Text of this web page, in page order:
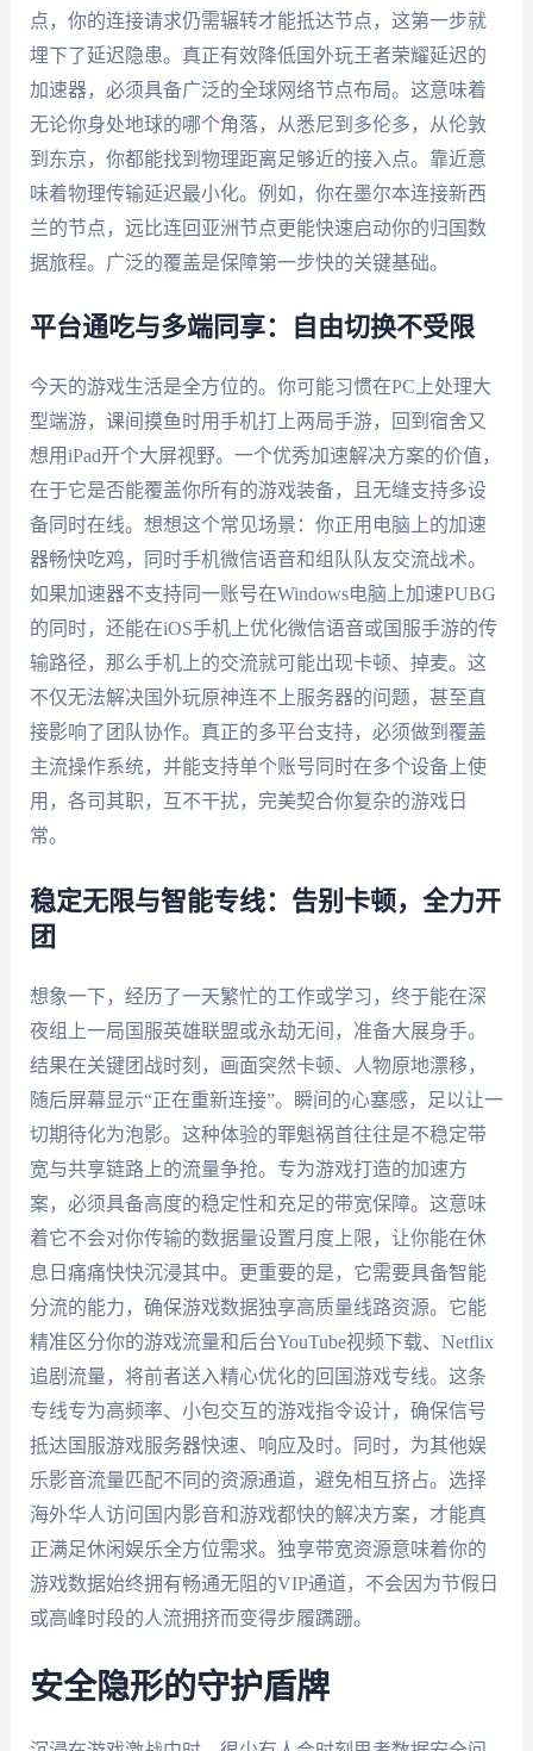
点，你的连接请求仍需辗转才能抵达节点，这第一步就
埋下了延迟隐患。真正有效降低国外玩王者荣耀延迟的
加速器，必须具备广泛的全球网络节点布局。这意味着
无论你身处地球的哪个角落，从悉尼到多伦多，从伦敦
到东京，你都能找到物理距离足够近的接入点。靠近意
味着物理传输延迟最小化。例如，你在墨尔本连接新西
兰的节点，远比连回亚洲节点更能快速启动你的归国数
据旅程。广泛的覆盖是保障第一步快的关键基础。
平台通吃与多端同享：自由切换不受限
今天的游戏生活是全方位的。你可能习惯在PC上处理大
型端游，课间摸鱼时用手机打上两局手游，回到宿舍又
想用iPad开个大屏视野。一个优秀加速解决方案的价值，
在于它是否能覆盖你所有的游戏装备，且无缝支持多设
备同时在线。想想这个常见场景：你正用电脑上的加速
器畅快吃鸡，同时手机微信语音和组队队友交流战术。
如果加速器不支持同一账号在Windows电脑上加速PUBG
的同时，还能在iOS手机上优化微信语音或国服手游的传
输路径，那么手机上的交流就可能出现卡顿、掉麦。这
不仅无法解决国外玩原神连不上服务器的问题，甚至直
接影响了团队协作。真正的多平台支持，必须做到覆盖
主流操作系统，并能支持单个账号同时在多个设备上使
用，各司其职，互不干扰，完美契合你复杂的游戏日
常。
稳定无限与智能专线：告别卡顿，全力开
团
想象一下，经历了一天繁忙的工作或学习，终于能在深
夜组上一局国服英雄联盟或永劫无间，准备大展身手。
结果在关键团战时刻，画面突然卡顿、人物原地漂移，
随后屏幕显示“正在重新连接”。瞬间的心塞感，足以让一
切期待化为泡影。这种体验的罪魁祸首往往是不稳定带
宽与共享链路上的流量争抢。专为游戏打造的加速方
案，必须具备高度的稳定性和充足的带宽保障。这意味
着它不会对你传输的数据量设置月度上限，让你能在休
息日痛痛快快沉浸其中。更重要的是，它需要具备智能
分流的能力，确保游戏数据独享高质量线路资源。它能
精准区分你的游戏流量和后台YouTube视频下载、Netflix
追剧流量，将前者送入精心优化的回国游戏专线。这条
专线专为高频率、小包交互的游戏指令设计，确保信号
抵达国服游戏服务器快速、响应及时。同时，为其他娱
乐影音流量匹配不同的资源通道，避免相互挤占。选择
海外华人访问国内影音和游戏都快的解决方案，才能真
正满足休闲娱乐全方位需求。独享带宽资源意味着你的
游戏数据始终拥有畅通无阻的VIP通道，不会因为节假日
或高峰时段的人流拥挤而变得步履蹒跚。
安全隐形的守护盾牌